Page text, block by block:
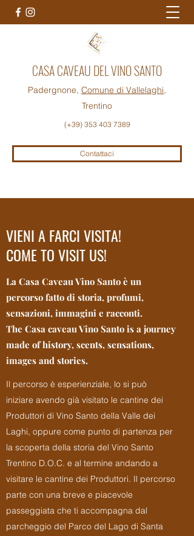
CASA CAVEAU DEL VINO SANTO
Padergnone, Comune di Vallelaghi,
Trentino
(+39) 353 403 7389
Contattaci
VIENI A FARCI VISITA!
COME TO VISIT US!
La Casa Caveau Vino Santo è un
percorso fatto di storia, profumi,
sensazioni, immagini e racconti.
The Casa caveau Vino Santo is a journey
made of history, scents, sensations,
images and stories.
Il percorso è esperienziale, lo si può
iniziare avendo già visitato le cantine dei
Produttori di Vino Santo della Valle dei
Laghi, oppure come punto di partenza per
la scoperta della storia del Vino Santo
Trentino D.O.C. e al termine andando a
visitare le cantine dei Produttori. Il percorso
parte con una breve e piacevole
passeggiata che ti accompagna dal
parcheggio del Parco del Lago di Santa